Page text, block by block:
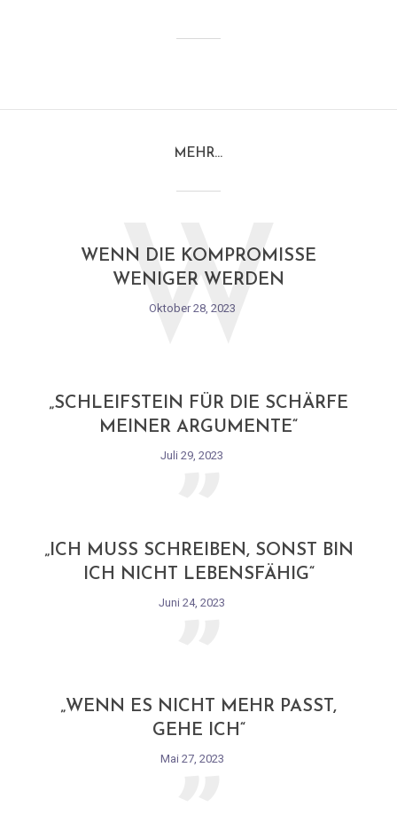
MEHR…
WENN DIE KOMPROMISSE
WENIGER WERDEN
Oktober 28, 2023
W
„SCHLEIFSTEIN FÜR DIE SCHÄRFE
MEINER ARGUMENTE“
Juli 29, 2023
„
„ICH MUSS SCHREIBEN, SONST BIN
ICH NICHT LEBENSFÄHIG“
Juni 24, 2023
„
„WENN ES NICHT MEHR PASST,
GEHE ICH“
Mai 27, 2023
„